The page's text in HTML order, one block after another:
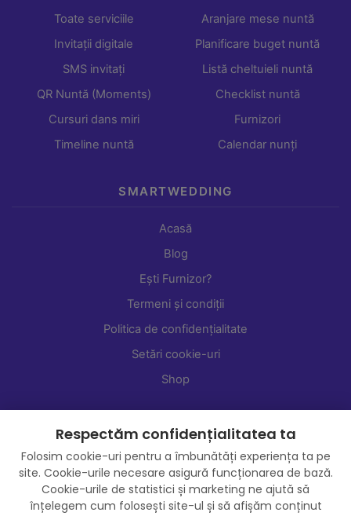
Toate serviciile
Invitații digitale
SMS invitați
QR Nuntă (Moments)
Cursuri dans miri
Timeline nuntă
Aranjare mese nuntă
Planificare buget nuntă
Listă cheltuieli nuntă
Checklist nuntă
Furnizori
Calendar nunți
SMARTWEDDING
Acasă
Blog
Ești Furnizor?
Termeni și condiții
Politica de confidențialitate
Setări cookie-uri
Shop
Respectăm confidențialitatea ta
Folosim cookie-uri pentru a îmbunătăți experiența ta pe
site. Cookie-urile necesare asigură funcționarea de bază.
Cookie-urile de statistici și marketing ne ajută să
înțelegem cum folosești site-ul și să afișăm conținut